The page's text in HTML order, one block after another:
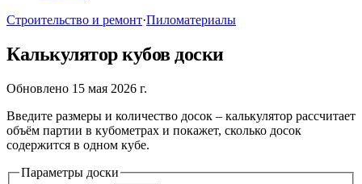
Строительство и ремонт·Пиломатериалы
Калькулятор кубов доски
Обновлено 15 мая 2026 г.
Введите размеры и количество досок – калькулятор рассчитает
объём партии в кубометрах и покажет, сколько досок
содержится в одном кубе.
Параметры доски